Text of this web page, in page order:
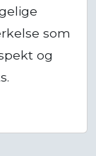
som
og